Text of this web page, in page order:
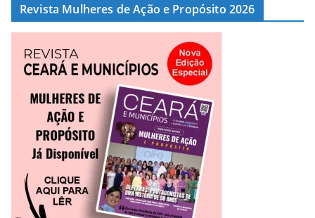
Revista Mulheres de Ação e Propósito 2026